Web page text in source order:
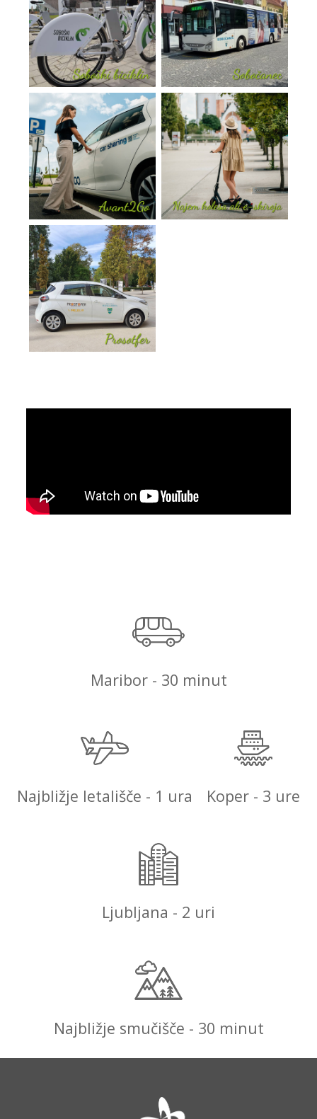
Maribor - 30 minut
Najbližje letališče - 1 ura Koper - 3 ure
Ljubljana - 2 uri
Najbližje smučišče - 30 minut